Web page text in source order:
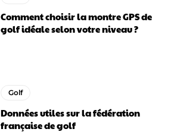
Comment choisir la montre GPS de
golf idéale selon votre niveau ?
Golf
Données utiles sur la fédération
française de golf